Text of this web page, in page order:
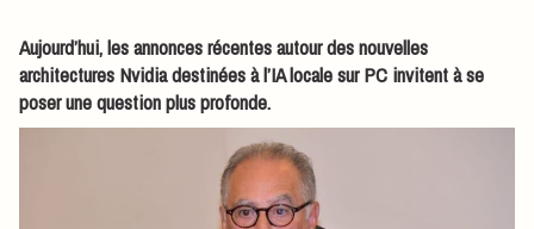
Aujourd’hui, les annonces récentes autour des nouvelles
architectures Nvidia destinées à l’IA locale sur PC invitent à se
poser une question plus profonde.